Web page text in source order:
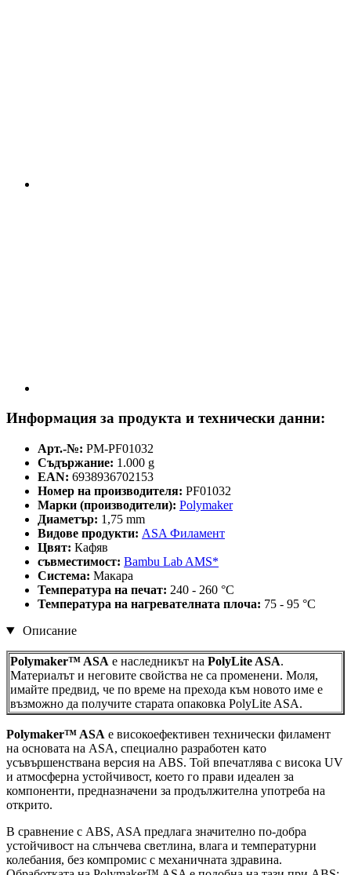
Информация за продукта и технически данни:
Арт.-№: PM-PF01032
Съдържание: 1.000 g
EAN: 6938936702153
Номер на производителя: PF01032
Марки (производители): Polymaker
Диаметър: 1,75 mm
Видове продукти: ASA Филамент
Цвят: Кафяв
съвместимост: Bambu Lab AMS*
Система: Макара
Температура на печат: 240 - 260 °C
Температура на нагревателната плоча: 75 - 95 °C
Описание
Polymaker™ ASA е наследникът на PolyLite ASA.
Материалът и неговите свойства не са променени. Моля,
имайте предвид, че по време на прехода към новото име е
възможно да получите старата опаковка PolyLite ASA.
Polymaker™ ASA е високоефективен технически филамент
на основата на ASA, специално разработен като
усъвършенствана версия на ABS. Той впечатлява с висока UV
и атмосферна устойчивост, което го прави идеален за
компоненти, предназначени за продължителна употреба на
открито.
В сравнение с ABS, ASA предлага значително по-добра
устойчивост на слънчева светлина, влага и температурни
колебания, без компромис с механичната здравина.